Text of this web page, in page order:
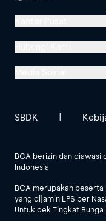
Menara BCA, Grand
Jl. MH Thamrin No. 1
Lihat Semua Media
BCA berizin dan diawasi
Indonesia
BCA merupakan peserta
yang dijamin LPS per
Untuk cek Tingkat Bunga
SBDK |